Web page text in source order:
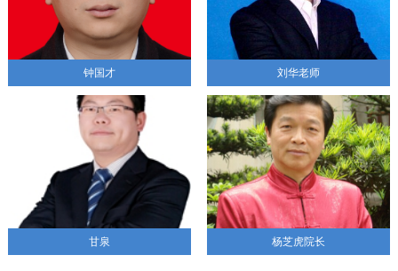
钟国才 刘华老师
甘泉 杨芝虎院长